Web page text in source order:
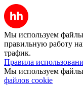
Мы используем файлы
правильную работу
трафик.
Правила
Мы используем
файлов cookie